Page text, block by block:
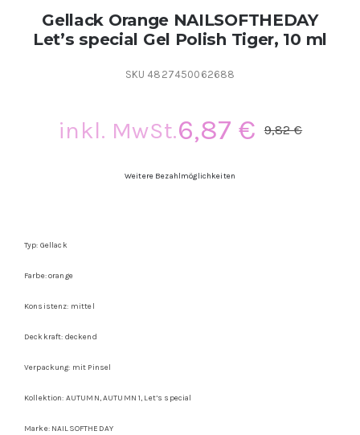
Gellack Orange NAILSOFTHEDAY
Let’s special Gel Polish Tiger, 10 ml
SKU 4827450062688
9,82€
6,87€
inkl. MwSt.
Weitere Bezahlmöglichkeiten
Typ: Gellack
Farbe: orange
Konsistenz: mittel
Deckkraft: deckend
Verpackung: mit Pinsel
Kollektion: AUTUMN, AUTUMN 1, Let’s special
Marke: NAILSOFTHEDAY